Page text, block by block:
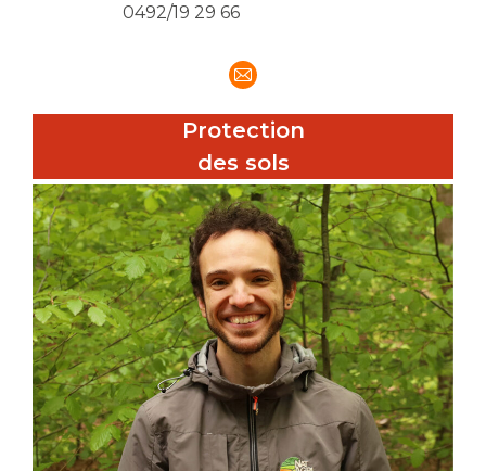
0492/19 29 66
E-
mail
Protection
des sols